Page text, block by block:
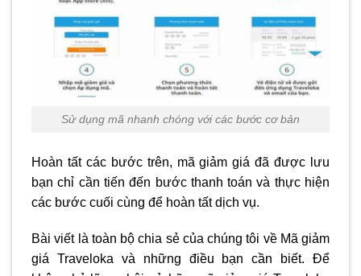
Sử dụng mã nhanh chóng với các bước cơ bản
Hoàn tất các bước trên, mã giảm giá đã được lưu
bạn chỉ cần tiến đến bước thanh toán và thực hiện
các bước cuối cùng để hoàn tất dịch vụ.
Bài viết là toàn bộ chia sẻ của chúng tôi về Mã giảm
giá Traveloka và những điều bạn cần biết. Để